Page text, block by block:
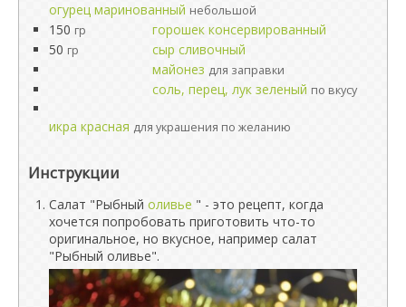
огурец маринованный небольшой
150 гр
горошек консервированный
50 гр
сыр сливочный
майонез для заправки
соль, перец, лук зеленый по вкусу
икра красная для украшения по желанию
Инструкции
Салат "Рыбный оливье " - это рецепт, когда
хочется попробовать приготовить что-то
оригинальное, но вкусное, например салат
"Рыбный оливье".